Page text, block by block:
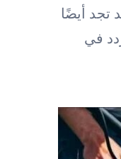
تجد أيضًا
في